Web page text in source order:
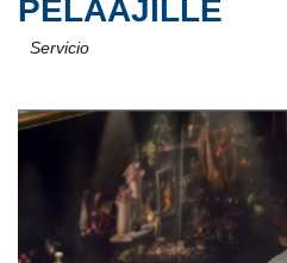
PELAAJILLE
Servicio